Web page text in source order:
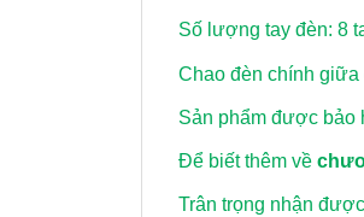
Số lượng tay đèn: 8
Chao đèn chính giữa
Sản phẩm được bảo
Để biết thêm về
Trân trọng nhận